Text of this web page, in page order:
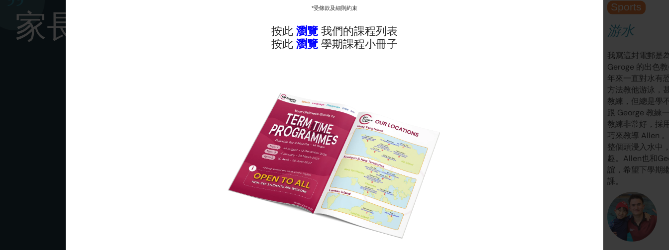
*受條款及細則約束
按此 瀏覽 我們的課程列表
按此 瀏覽 學期課程小冊子
家長分享 幼稚園英文班
Rayna
游水
我寫這封電郵是
Geroge 的出色
年來一直對水有
方法教他游泳，
教練，但總是學
跟 George 教練
教練非常好，採
巧來教導 Allen
整個頭浸入水中
趣。Allen也和
誼，希望下學期
課。